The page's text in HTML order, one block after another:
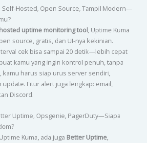
Self-Hosted, Open Source, Tampil Modern—
uptime monitoring tool, Uptime Kuma
source, gratis, dan UI-nya kekinian.
cek bisa sampai 20 detik—lebih cepat
kamu yang ingin kontrol penuh, tanpa
kamu harus siap urus server sendiri,
Fitur alert juga lengkap: email,
Discord.
Uptime, Opsgenie, PagerDuty—Siapa
Kuma, ada juga Better Uptime,